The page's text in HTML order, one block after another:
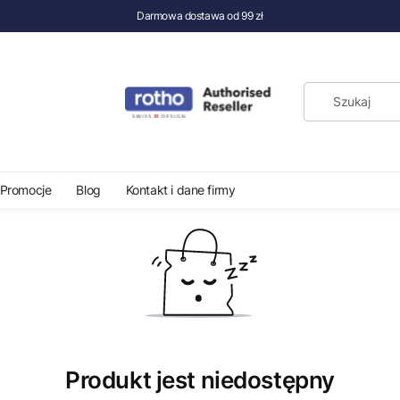
Darmowa dostawa od 99 zł
Promocje Blog Kontakt i dane firmy
Produkt jest niedostępny